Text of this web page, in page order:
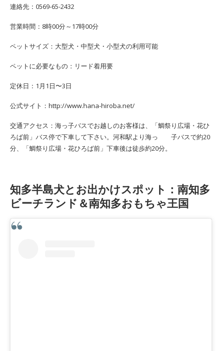
連絡先：0569-65-2432
営業時間：8時00分～17時00分
ペットサイズ：大型犬・中型犬・小型犬の利用可能
ペットに必要なもの：リード着用要
定休日：1月1日〜3日
公式サイト：http://www.hana-hiroba.net/
交通アクセス：海っ子バスでお越しのお客様は、「鯛祭り広場・花ひ
ろば前」バス停で下車して下さい。河和駅より海っ 子バスで約20
分、「鯛祭り広場・花ひろば前」下車後は徒歩約20分。
知多半島犬とお出かけスポット：南知多
ビーチランド＆南知多おもちゃ王国